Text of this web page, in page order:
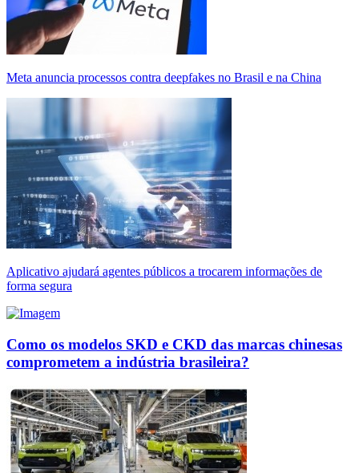
Meta anuncia processos contra deepfakes no Brasil e na China
Aplicativo ajudará agentes públicos a trocarem informações de
forma segura
Como os modelos SKD e CKD das marcas chinesas
comprometem a indústria brasileira?